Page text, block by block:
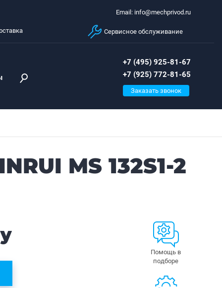
Email: info@mechprivod.ru
Сервисное обслуживание
+7 (495) 925-81-67
+7 (925) 772-81-65
Заказать звонок
MS 132S1-2
Помощь в
подборе